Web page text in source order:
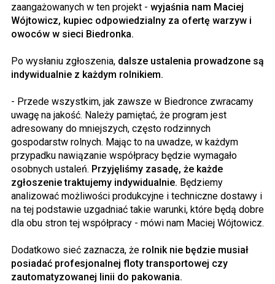
zaangażowanych w ten projekt - wyjaśnia nam Maciej
Wójtowicz, kupiec odpowiedzialny za ofertę warzyw i
owoców w sieci Biedronka.
Po wysłaniu zgłoszenia, dalsze ustalenia prowadzone są
indywidualnie z każdym rolnikiem.
- Przede wszystkim, jak zawsze w Biedronce zwracamy
uwagę na jakość. Należy pamiętać, że program jest
adresowany do mniejszych, często rodzinnych
gospodarstw rolnych. Mając to na uwadze, w każdym
przypadku nawiązanie współpracy będzie wymagało
osobnych ustaleń. Przyjęliśmy zasadę, że każde
zgłoszenie traktujemy indywidualnie. Będziemy
analizować możliwości produkcyjne i techniczne dostawy i
na tej podstawie uzgadniać takie warunki, które będą dobre
dla obu stron tej współpracy - mówi nam Maciej Wójtowicz.
Dodatkowo sieć zaznacza, że rolnik nie będzie musiał
posiadać profesjonalnej floty transportowej czy
zautomatyzowanej linii do pakowania.